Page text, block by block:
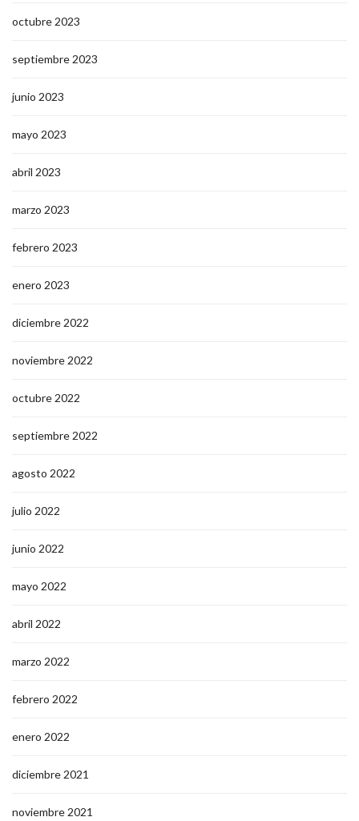
octubre 2023
septiembre 2023
junio 2023
mayo 2023
abril 2023
marzo 2023
febrero 2023
enero 2023
diciembre 2022
noviembre 2022
octubre 2022
septiembre 2022
agosto 2022
julio 2022
junio 2022
mayo 2022
abril 2022
marzo 2022
febrero 2022
enero 2022
diciembre 2021
noviembre 2021